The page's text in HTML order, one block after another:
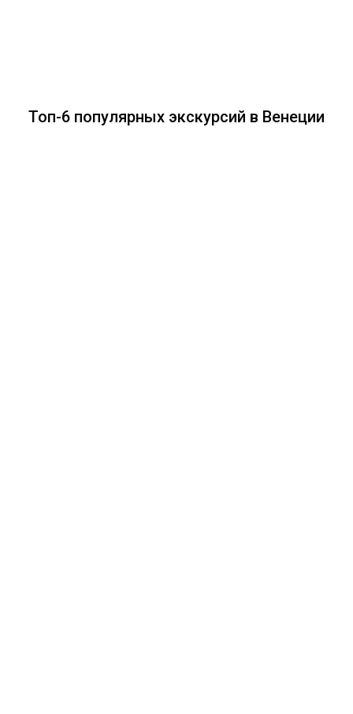
Топ-6 популярных экскурсий в Венеции